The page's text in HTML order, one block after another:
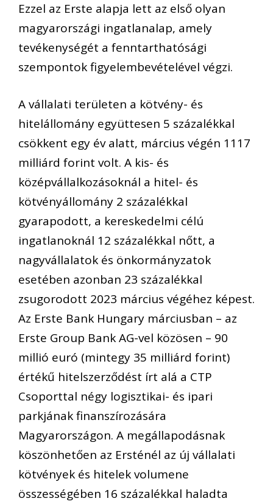
Ezzel az Erste alapja lett az első olyan
magyarországi ingatlanalap, amely
tevékenységét a fenntarthatósági
szempontok figyelembevételével végzi.
A vállalati területen a kötvény- és
hitelállomány együttesen 5 százalékkal
csökkent egy év alatt, március végén 1117
milliárd forint volt. A kis- és
középvállalkozásoknál a hitel- és
kötvényállomány 2 százalékkal
gyarapodott, a kereskedelmi célú
ingatlanoknál 12 százalékkal nőtt, a
nagyvállalatok és önkormányzatok
esetében azonban 23 százalékkal
zsugorodott 2023 március végéhez képest.
Az Erste Bank Hungary márciusban – az
Erste Group Bank AG-vel közösen – 90
millió euró (mintegy 35 milliárd forint)
értékű hitelszerződést írt alá a CTP
Csoporttal négy logisztikai- és ipari
parkjának finanszírozására
Magyarországon. A megállapodásnak
köszönhetően az Ersténél az új vállalati
kötvények és hitelek volumene
összességében 16 százalékkal haladta